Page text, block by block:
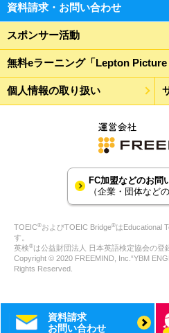
資料請求・お問い合わせ
スポンサー活動
無料eラーニング「Lepton Picture
個人情報の取り扱い
FC加盟などのお問
（企業・団体など
TOEIC®およびTOEIC Bridge®はEducational
す。
英検®は公益財団法人 日本英語検定協会の登
Copyright © 2020 FREEMIND, Inc.“YBM
Rights Reserved.
資料請求
お問い合わせ